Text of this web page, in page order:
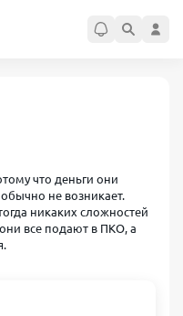
что деньги они
не возникает.
никаких сложностей
они все подают в ПКО, а